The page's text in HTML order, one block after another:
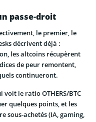
passe-droit
le premier, le
décrivent déjà :
les altcoins récupèrent
de peur remontent,
continueront.
voit le ratio OTHERS/BTC
quelques points, et les
sous-achetés (IA, gaming,